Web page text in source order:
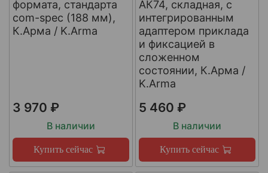
формата, стандарта
com-spec (188 мм),
К.Арма / K.Arma
3 970 ₽
В наличии
Купить сейчас
АК74, складная, с
интегрированным
адаптером приклада
и фиксацией в
сложенном
состоянии, К.Арма /
K.Arma
5 460 ₽
В наличии
Купить сейчас